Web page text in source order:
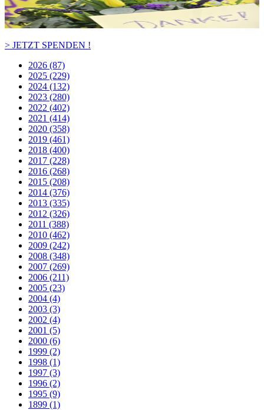
> JETZT SPENDEN !
2026 (87)
2025 (229)
2024 (132)
2023 (280)
2022 (402)
2021 (414)
2020 (358)
2019 (461)
2018 (400)
2017 (228)
2016 (268)
2015 (208)
2014 (376)
2013 (335)
2012 (326)
2011 (388)
2010 (462)
2009 (242)
2008 (348)
2007 (269)
2006 (211)
2005 (23)
2004 (4)
2003 (3)
2002 (4)
2001 (5)
2000 (6)
1999 (2)
1998 (1)
1997 (3)
1996 (2)
1995 (9)
1899 (1)